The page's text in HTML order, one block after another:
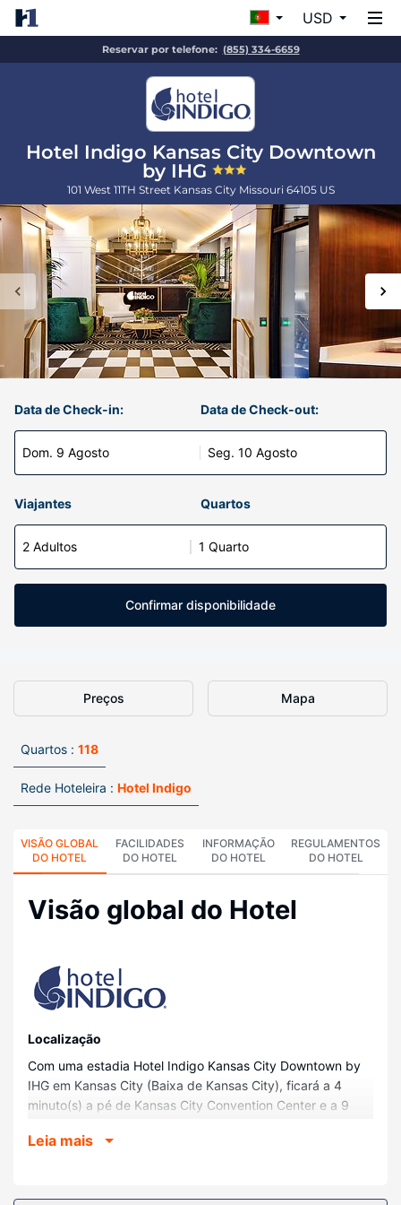
USD
Reservar por telefone: (855) 334-6659
Hotel Indigo Kansas City Downtown
by IHG
101 West 11TH Street Kansas City Missouri 64105 US
Data de Check-in:
Dom. 9 Agosto
Data de Check-out:
Seg. 10 Agosto
Viajantes Quartos
2 Adultos 1 Quarto
Confirmar disponibilidade
Preços Mapa
Quartos : 118
Rede Hoteleira : Hotel Indigo
VISÃO GLOBAL
DO HOTEL
FACILIDADES
DO HOTEL
INFORMAÇÃO
DO HOTEL
REGULAMENTOS
DO HOTEL
Visão global do Hotel
Localização
Com uma estadia Hotel Indigo Kansas City Downtown by
IHG em Kansas City (Baixa de Kansas City), ficará a 4
minuto(s) a pé de Kansas City Convention Center e a 9
(7,9 mi) de GEHA Field at Arrowhead Stadium e a 15,8 km
Leia mais